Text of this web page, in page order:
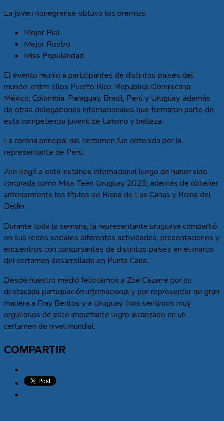
La joven rionegrense obtuvo los premios:
Mejor Piel
Mejor Rostro
Miss Popularidad
El evento reunió a participantes de distintos países del
mundo, entre ellos Puerto Rico, República Dominicana,
México, Colombia, Paraguay, Brasil, Perú y Uruguay, además
de otras delegaciones internacionales que formaron parte de
esta competencia juvenil de turismo y belleza.
La corona principal del certamen fue obtenida por la
representante de Perú.
Zoe llegó a esta instancia internacional luego de haber sido
coronada como Miss Teen Uruguay 2025, además de obtener
anteriormente los títulos de Reina de Las Cañas y Reina del
Delfín.
Durante toda la semana, la representante uruguaya compartió
en sus redes sociales diferentes actividades, presentaciones y
encuentros con concursantes de distintos países en el marco
del certamen desarrollado en Punta Cana.
Desde nuestro medio felicitamos a Zoe Cazarré por su
destacada participación internacional y por representar de gran
manera a Fray Bentos y a Uruguay. Nos sentimos muy
orgullosos de este importante logro alcanzado en un
certamen de nivel mundial.
COMPARTIR